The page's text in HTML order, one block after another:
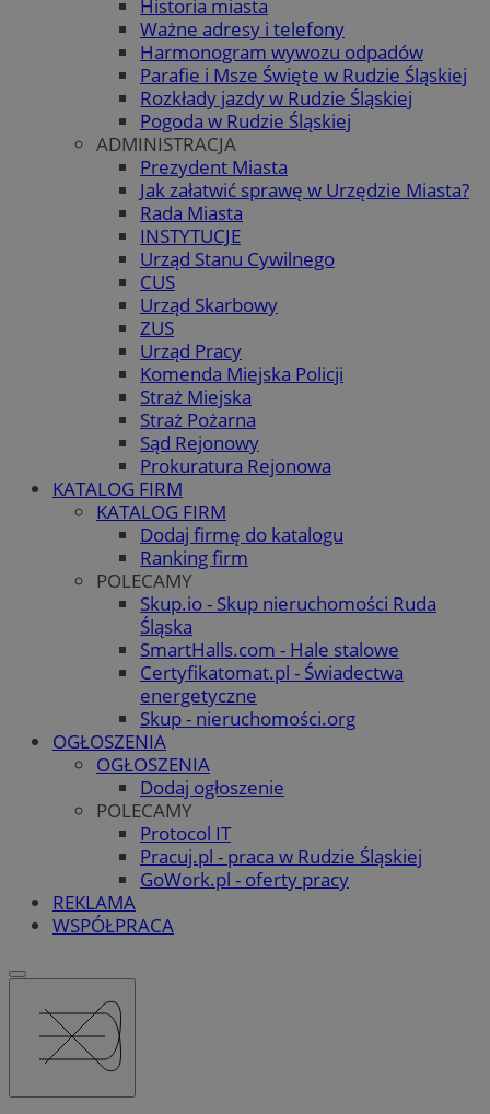
Historia miasta
Ważne adresy i telefony
Harmonogram wywozu odpadów
Parafie i Msze Święte w Rudzie Śląskiej
Rozkłady jazdy w Rudzie Śląskiej
Pogoda w Rudzie Śląskiej
ADMINISTRACJA
Prezydent Miasta
Jak załatwić sprawę w Urzędzie Miasta?
Rada Miasta
INSTYTUCJE
Urząd Stanu Cywilnego
CUS
Urząd Skarbowy
ZUS
Urząd Pracy
Komenda Miejska Policji
Straż Miejska
Straż Pożarna
Sąd Rejonowy
Prokuratura Rejonowa
KATALOG FIRM
KATALOG FIRM
Dodaj firmę do katalogu
Ranking firm
POLECAMY
Skup.io - Skup nieruchomości Ruda
Śląska
SmartHalls.com - Hale stalowe
Certyfikatomat.pl - Świadectwa
energetyczne
Skup - nieruchomości.org
OGŁOSZENIA
OGŁOSZENIA
Dodaj ogłoszenie
POLECAMY
Protocol IT
Pracuj.pl - praca w Rudzie Śląskiej
GoWork.pl - oferty pracy
REKLAMA
WSPÓŁPRACA